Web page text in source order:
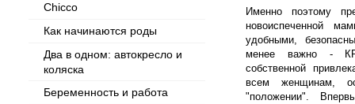
Chicco
Как начинаются роды
Два в одном: автокресло и
коляска
Беременность и работа
Именно поэтому
новоиспеченной
удобными,
менее важно -
собственной
всем женщинам,
"положении".